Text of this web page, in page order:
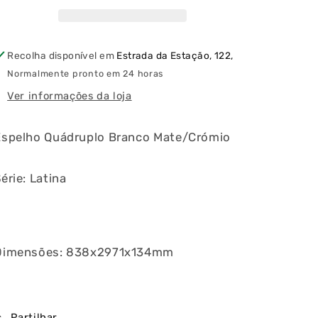
Recolha disponível em Estrada da Estação, 122,
Normalmente pronto em 24 horas
Ver informações da loja
Quádruplo Branco Mate/Crómio
Latina
838x2971x134mm